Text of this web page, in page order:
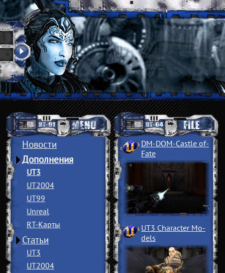
Новости
Дополнения
UT3
UT2004
UT99
Unreal
RT-Карты
Статьи
UT3
UT2004
DM-DOM-Castle of­
Fate
UT3 Character Mo­
dels